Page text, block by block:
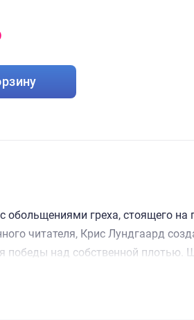
обольщениями греха, стоящего на
читателя, Крис Лундгаард
победы над собственной плотью.
нас от Бога, в каком